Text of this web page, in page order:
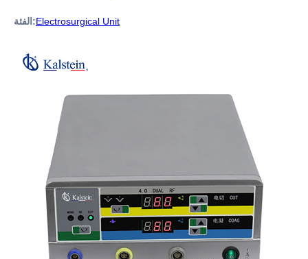
الفئة:Electrosurgical Unit